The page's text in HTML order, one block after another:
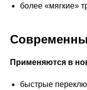
более «мягкие»
Применяются в
быстрые